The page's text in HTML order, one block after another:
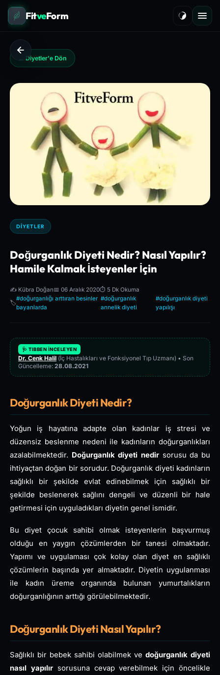
FitveForm
← Diyetler'e Dön
DIYETLER
Doğurganlık Diyeti Nedir? Nasıl Yapılır?
Hamile Kalmak İsteyenler İçin
✍️ Kübra Doğan📅 06 Aralık 2020⏱️ 5 Dk Okuma
🏷️
#doğurganlığı arttıran besinler
bayanlarda
#doğurganlık
annelik diyeti
#doğurganlık diyeti
yapılışı
🩺 TIBBEN İNCELEYEN
Dr. Cenk Halil (İç Hastalıkları ve Fonksiyonel Tıp Uzmanı) • Son
Güncelleme: 28.08.2021
Doğurganlık Diyeti Nedir?
Yoğun iş hayatına adapte olan kadınlar iş stresi ve
düzensiz beslenme nedeni ile kadınların doğurganlıkları
azalabilmektedir. Doğurganlık diyeti nedir sorusu da bu
ihtiyaçtan doğan bir sorudur. Doğurganlık diyeti kadınların
sağlıklı bir şekilde evlat edinebilmek için sağlıklı bir
şekilde beslenerek sağlını dengeli ve düzenli bir hale
getirmesi için uyguladıkları diyetin genel ismidir.
Bu diyet çocuk sahibi olmak isteyenlerin başvurmuş
olduğu en yaygın çözümlerden bir tanesi olmaktadır.
Yapımı ve uygulaması çok kolay olan diyet en sağlıklı
çözümlerin başında yer almaktadır. Diyetin uygulanması
ile kadın üreme organında bulunan yumurtalıkların
doğurganlığının arttığı görülebilmektedir.
Doğurganlık Diyeti Nasıl Yapılır?
Sağlıklı bir bebek sahibi olabilmek ve doğurganlık diyeti
nasıl yapılırsorusuna cevap verebilmek için öncelikle